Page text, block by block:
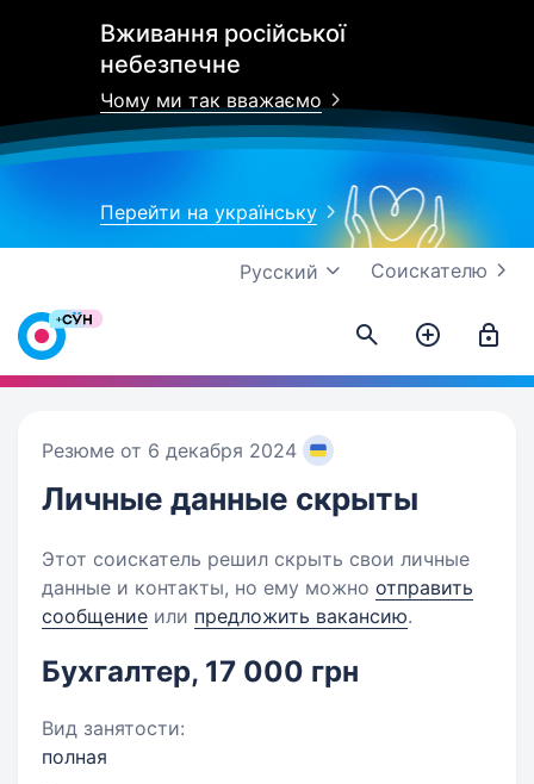
Вживання російської
небезпечне
Чому ми так вважаємо
Перейти на українську
Соискателю
Русский
Резюме от 6 декабря 2024
Личные данные скрыты
Этот соискатель решил скрыть свои личные
данные и контакты, но ему можно отправить
сообщение или предложить вакансию.
Бухгалтер, 17 000 грн
Вид занятости:
полная